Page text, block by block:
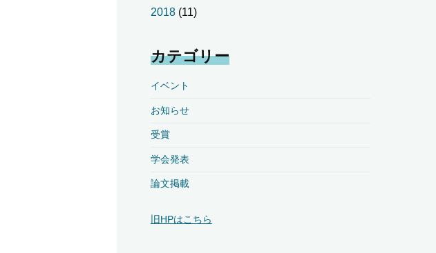
2018(11)
カテゴリー
イベント
お知らせ
受賞
学会発表
論文掲載
旧HPはこちら